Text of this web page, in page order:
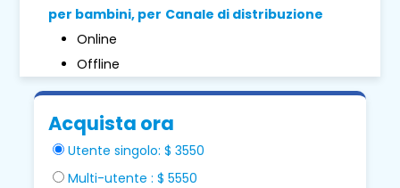
per bambini, per Canale di distribuzione
Online
Offline
Acquista ora
Utente singolo: $ 3550
Multi-utente : $ 5550